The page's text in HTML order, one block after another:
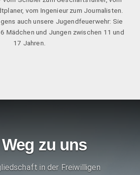
vom Ingenieur zum Journalisten.
auch unsere Jugendfeuerwehr: Sie
Mädchen und Jungen zwischen 11 und
17 Jahren.
zu uns
in der Freiwilligen